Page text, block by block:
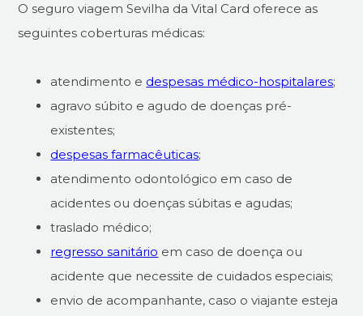
O seguro viagem Sevilha da Vital Card oferece as
seguintes coberturas médicas:
atendimento e despesas médico-hospitalares;
agravo súbito e agudo de doenças pré-
existentes;
despesas farmacêuticas;
atendimento odontológico em caso de
acidentes ou doenças súbitas e agudas;
traslado médico;
regresso sanitário em caso de doença ou
acidente que necessite de cuidados especiais;
envio de acompanhante, caso o viajante esteja